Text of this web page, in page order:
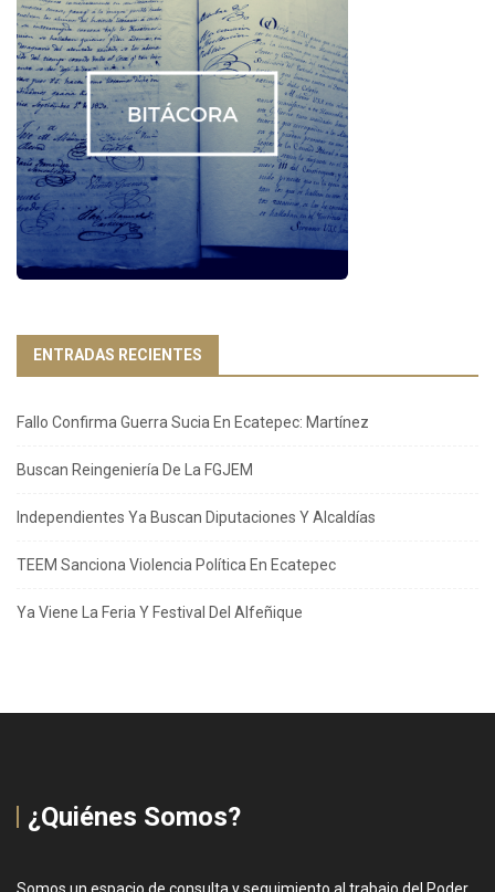
ENTRADAS RECIENTES
Fallo Confirma Guerra Sucia En Ecatepec: Martínez
Buscan Reingeniería De La FGJEM
Independientes Ya Buscan Diputaciones Y Alcaldías
TEEM Sanciona Violencia Política En Ecatepec
Ya Viene La Feria Y Festival Del Alfeñique
¿Quiénes Somos?